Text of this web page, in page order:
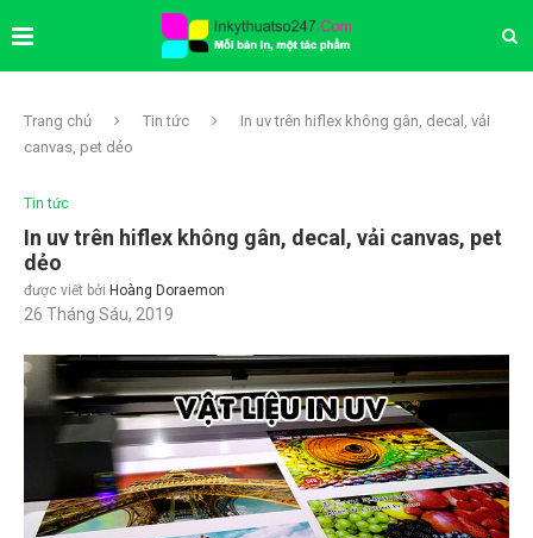
Trang chủ Tin tức
In uv trên hiflex không gân, decal, vải
canvas, pet dẻo
Tin tức
In uv trên hiflex không gân, decal, vải canvas, pet
dẻo
được viết bởi Hoàng Doraemon
26 Tháng Sáu, 2019